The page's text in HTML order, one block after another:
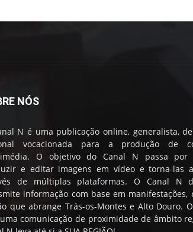
NÓS
N é uma publicação online, generalista,
vocacionada para a produção de
O objetivo do Canal N passa por
e editar imagens em vídeo e torna-las
de múltiplas plataformas. O Canal N
informação com base em manifestações,
que abrange Trás-os-Montes e Alto Douro.
comunicação de proximidade de âmbito